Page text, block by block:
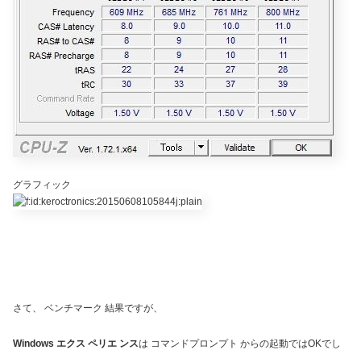
グラフィック
さて、 ベンチマーク 結果ですが、
Windows エクス ペリエ ンスは コマンドプロンプト からの起動ではOKでし